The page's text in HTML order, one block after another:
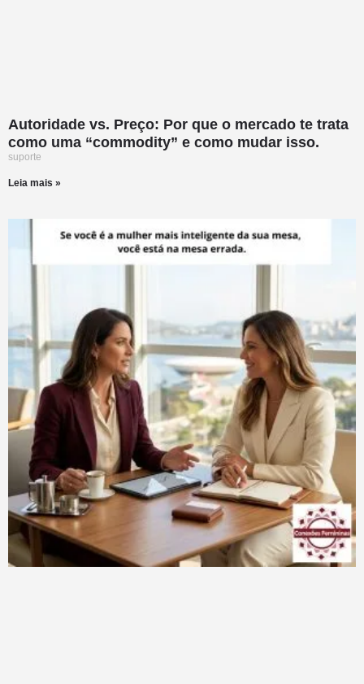
Autoridade vs. Preço: Por que o mercado te trata
como uma “commodity” e como mudar isso.
suporte
Leia mais »